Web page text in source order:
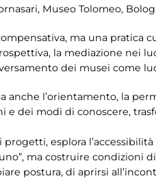
Museo Tolomeo,
ma una pratica
la mediazione nei
dei musei come
anche l’orientamento, la
dei modi di conoscere,
esplora
ma costruire condizioni
postura, di aprirsi